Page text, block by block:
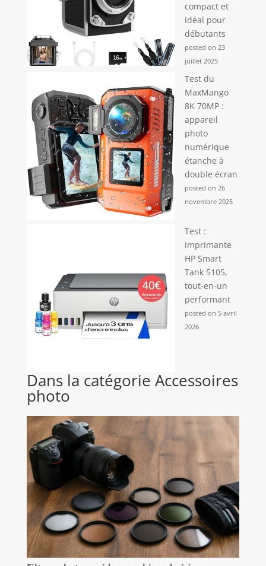
compact et
idéal pour
débutants
posted on 23
juillet 2025
Test du
MaxMango
8K 70MP :
appareil
photo
numérique
étanche à
double écran
posted on 26
novembre 2025
Test :
imprimante
HP Smart
Tank 5105,
tout-en-un
performant
posted on 5 avril
2026
Dans la catégorie Accessoires
photo